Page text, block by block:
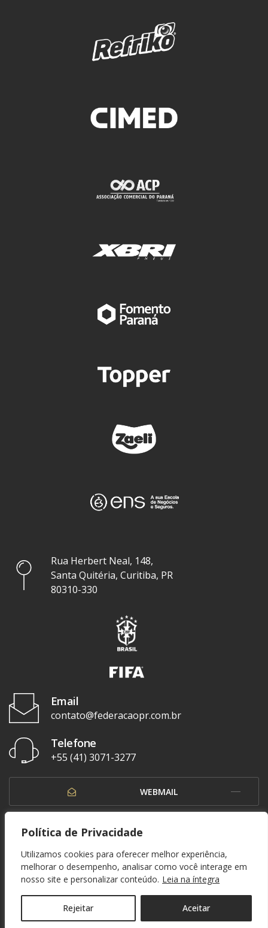
Política de Privacidade
Utilizamos cookies para oferecer melhor experiência,
melhorar o desempenho, analisar como você interage em
nosso site e personalizar conteúdo. Leia na íntegra
Rejeitar Aceitar
Rua Herbert Neal, 148,
Santa Quitéria, Curitiba, PR
80310-330
Email
contato@federacaopr.com.br
Telefone
+55 (41) 3071-3277
WEBMAIL
OUVIDORIA
© 1937 - 2026. Federação Paranaense de Futebol. Todos os direitos reservados. By